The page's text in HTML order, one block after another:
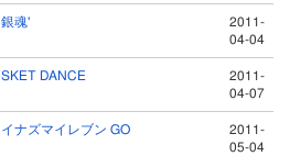
銀魂'
2011-
04-04
SKET DANCE
2011-
04-07
イナズマイレブン GO
2011-
05-04